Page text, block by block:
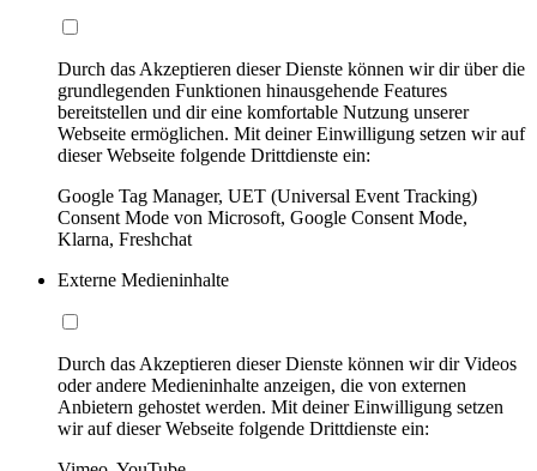
Durch das Akzeptieren dieser Dienste können wir dir über die
grundlegenden Funktionen hinausgehende Features
bereitstellen und dir eine komfortable Nutzung unserer
Webseite ermöglichen. Mit deiner Einwilligung setzen wir auf
dieser Webseite folgende Drittdienste ein:
Google Tag Manager, UET (Universal Event Tracking)
Consent Mode von Microsoft, Google Consent Mode,
Klarna, Freshchat
Externe Medieninhalte
Durch das Akzeptieren dieser Dienste können wir dir Videos
oder andere Medieninhalte anzeigen, die von externen
Anbietern gehostet werden. Mit deiner Einwilligung setzen
wir auf dieser Webseite folgende Drittdienste ein: